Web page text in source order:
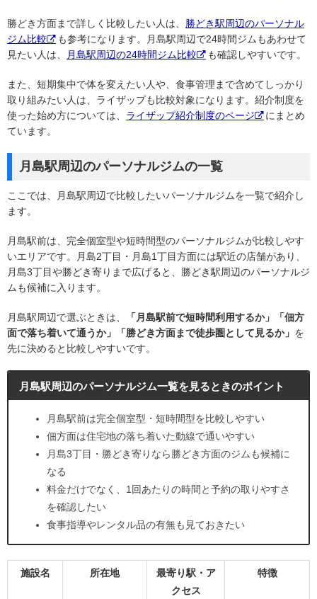
勝どき方面まで詳しく比較したい人は、
勝どき駅周辺のパーソナル
ジム比較
も参考になります。月島駅周辺で24時間ジムもあわせて
見たい人は、
月島駅周辺の24時間ジム比較 も確認しやすいです。
また、短期集中で体を変えたい人や、食事管理まで含めてしっかり
取り組みたい人は、ライザップも比較対象になります。紹介制度を
使った始め方については、 ライザップ紹介制度のページ
にまとめ
ています。
月島駅周辺のパーソナルジムの一覧
ここでは、月島駅周辺で比較したいパーソナルジムを一覧で紹介し
ます。
月島駅前は、完全個室型や短時間型のパーソナルジムが比較しやす
いエリアです。月島2丁目・月島1丁目方面には駅近の店舗があり、
月島3丁目や勝どき寄りまで広げると、勝どき駅周辺のパーソナルジ
ムも候補に入ります。
月島駅周辺で選ぶときは、
「月島駅前で短時間利用するか」「佃方
面で落ち着いて通うか」「勝どき方面まで徒歩圏として見るか」 を
先に決めると比較しやすいです。
月島駅周辺のパーソナルジム一覧を見るときのポイント
月島駅前は完全個室型・短時間型を比較しやすい
佃方面は住宅地の落ち着いた動線で通いやすい
月島3丁目・勝どき寄りなら勝どき方面のジムも候補に
なる
料金だけでなく、1回あたりの時間と予約の取りやすさ
を確認したい
食事指導やレンタル品の有無も見ておきたい
施設名 所在地
最寄り駅・ア
クセス
特徴